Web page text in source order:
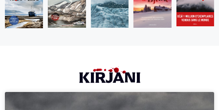
KIRJANI